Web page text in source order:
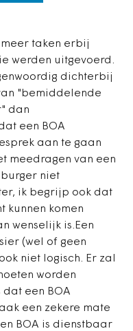
taken erbij
werden uitgevoerd.
dichterbij
"bemiddelende
dan
een BOA
aan te gaan
meedragen van een
niet
ik begrijp ook dat
kunnen komen
wenselijk is.Een
(wel of geen
niet logisch. Er zal
worden
een BOA
een zekere mate
BOA is dienstbaar